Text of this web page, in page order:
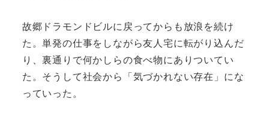
故郷ドラモンドビルに戻ってからも放浪を続け
た。単発の仕事をしながら友人宅に転がり込んだ
り、裏通りで何かしらの食べ物にありついてい
た。そうして社会から「気づかれない存在」にな
っていった。